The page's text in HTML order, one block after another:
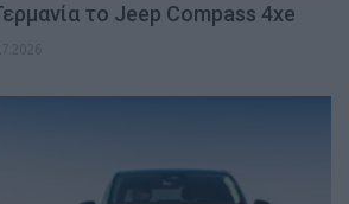
το Jeep Compass 4xe